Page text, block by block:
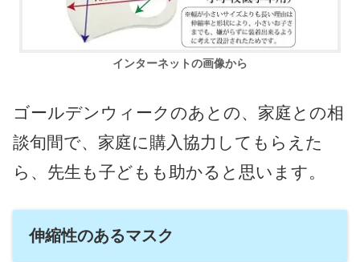
インターネットの画像から
ゴールデンウィークのあとの、家庭との相
談旬間で、家庭に購入協力してもらえた
ら、先生も子どもも助かると思います。
伸縮性のあるマスク